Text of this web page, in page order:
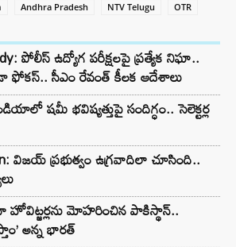
Andhra Pradesh NTV Telugu OTR
పోలీస్ ఉద్యోగ పరీక్షలపై ప్రత్యేక నిఘా..
ఫోకస్.. సీఎం రేవంత్ కీలక ఆదేశాలు
షమీ భవిష్యత్తుపై సందిగ్ధం.. సెలెక్టర్ల
విజయ్ ప్రభుత్వం ఉగ్రవాదిలా చూసింది..
హోవిట్జర్లను మోహరించిన పాకిస్థాన్..
అన్న భారత్